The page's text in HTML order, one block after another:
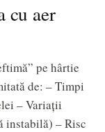
cu aer
pe hârtie
de: – Timpi
– Variații
instabilă) – Risc